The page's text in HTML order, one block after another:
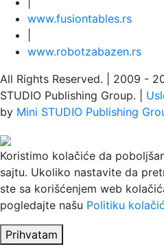
www.fusiontables.rs
www.robotzabazen.rs
All Rights Reserved. | 2009 -
STUDIO Publishing Group. |
by Mini STUDIO Publishing
Koristimo kolačiće da
sajtu. Ukoliko nastavite da
ste sa korišćenjem web
pogledajte našu Politiku
Prihvatam